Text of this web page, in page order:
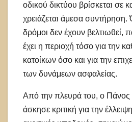
οδικού δικτύου βρίσκεται σε
χρειάζεται άμεσα
δρόμοι δεν έχουν βελτιωθεί,
έχει η περιοχή τόσο για την
κατοίκων όσο και για την
των δυνάμεων ασφαλείας.
Από την πλευρά του, ο
άσκησε κριτική για την